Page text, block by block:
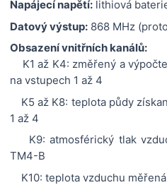
Napájecí napětí: lithiová
Datový výstup: 868 MHz
Obsazení vnitřních kanálů:
K1 až K4: změřený a
na vstupech 1 až 4
K5 až K8: teplota půdy
1 až 4
K9: atmosférický tlak
TM4-B
K10: teplota vzduchu